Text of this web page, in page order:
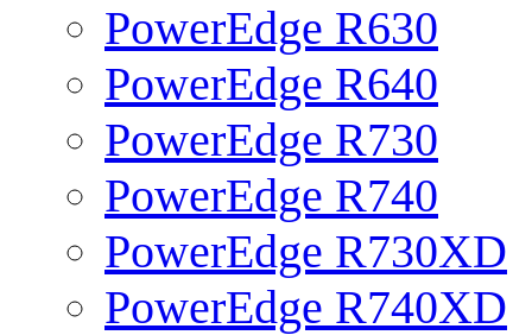
PowerEdge R630
PowerEdge R640
PowerEdge R730
PowerEdge R740
PowerEdge R730XD
PowerEdge R740XD